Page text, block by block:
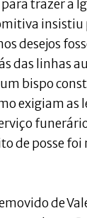
trazer a
desejos
das linhas
bispo
exigiam as
de posse foi
de